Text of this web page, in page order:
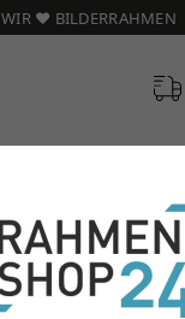
WIR ❤️ BILDERRAHMEN